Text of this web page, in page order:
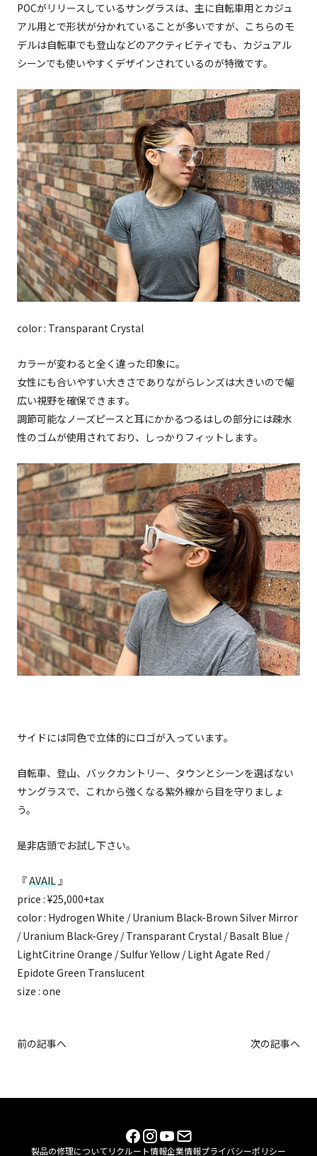
POCがリリースしているサングラスは、主に自転車用とカジュ
アル用とで形状が分かれていることが多いですが、こちらのモ
デルは自転車でも登山などのアクティビティでも、カジュアル
シーンでも使いやすくデザインされているのが特徴です。
color : Transparant Crystal
カラーが変わると全く違った印象に。
女性にも合いやすい大きさでありながらレンズは大きいので幅
広い視野を確保できます。
調節可能なノーズピースと耳にかかるつるはしの部分には疎水
性のゴムが使用されており、しっかりフィットします。
サイドには同色で立体的にロゴが入っています。
自転車、登山、バックカントリー、タウンとシーンを選ばない
サングラスで、これから強くなる紫外線から目を守りましょ
う。
是非店頭でお試し下さい。
『AVAIL』
price : ¥25,000+tax
color : Hydrogen White / Uranium Black-Brown Silver Mirror
/ Uranium Black-Grey / Transparant Crystal / Basalt Blue /
LightCitrine Orange / Sulfur Yellow / Light Agate Red /
Epidote Green Translucent
size : one
前の記事へ 次の記事へ
製品の修理について リクルート情報企業情報プライバシーポリシー